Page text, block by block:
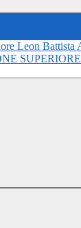
SUPERIORE